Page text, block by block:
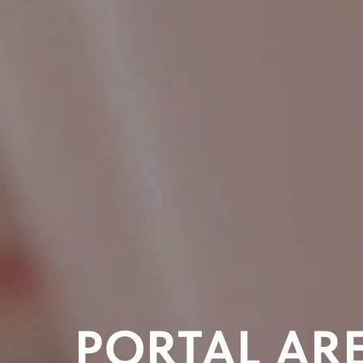
PORTAL